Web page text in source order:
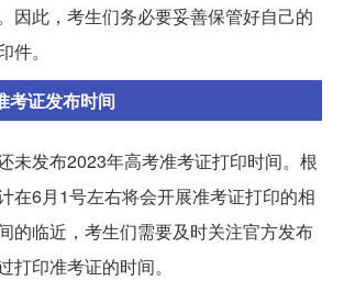
因此，考生们务必要妥善保管好自己的
。
考证发布时间
未发布2023年高考准考证打印时间。根
在6月1号左右将会开展准考证打印的相
的临近，考生们需要及时关注官方发布
打印准考证的时间。